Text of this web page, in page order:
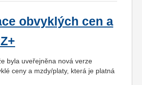
obvyklých cen a
byla uveřejněna nová verze
ceny a mzdy/platy, která je platná